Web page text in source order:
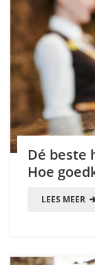
Dé beste
Hoe
LEES MEER